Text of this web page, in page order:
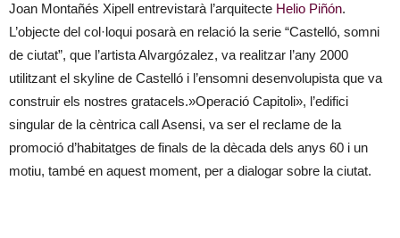
Joan Montañés Xipell entrevistarà l’arquitecte Helio Piñón.
L’objecte del col·loqui posarà en relació la serie “Castelló, somni
de ciutat”, que l’artista Alvargózalez, va realitzar l’any 2000
utilitzant el skyline de Castelló i l’ensomni desenvolupista que va
construir els nostres gratacels.»Operació Capitoli», l’edifici
singular de la cèntrica call Asensi, va ser el reclame de la
promoció d’habitatges de finals de la dècada dels anys 60 i un
motiu, també en aquest moment, per a dialogar sobre la ciutat.